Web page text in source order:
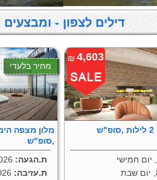
דילים לצפון -
4,603
₪
מחיר בלעדי
,סופ"ש
ת.הגעה:
ת.עזיבה: 8/8/